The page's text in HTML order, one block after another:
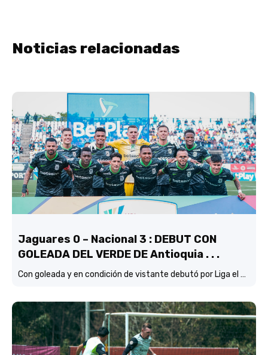
Noticias relacionadas
Jaguares 0 – Nacional 3 : DEBUT CON
GOLEADA DEL VERDE DE Antioquia . . .
Con goleada y en condición de vistante debutó por Liga el verde de Lucas González frente a Jaguares de Córdoba.